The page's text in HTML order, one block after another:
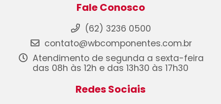
Fale Conosco
(62) 3236 0500
contato@wbcomponentes.com.br
Atendimento de segunda a sexta-feira
das 08h às 12h e das 13h30 às 17h30
Redes Sociais